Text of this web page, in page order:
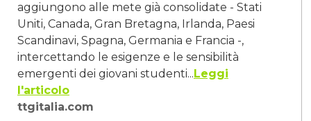
aggiungono alle mete già consolidate - Stati
Uniti, Canada, Gran Bretagna, Irlanda, Paesi
Scandinavi, Spagna, Germania e Francia -,
intercettando le esigenze e le sensibilità
emergenti dei giovani studenti... Leggi
l'articolo
ttgitalia.com